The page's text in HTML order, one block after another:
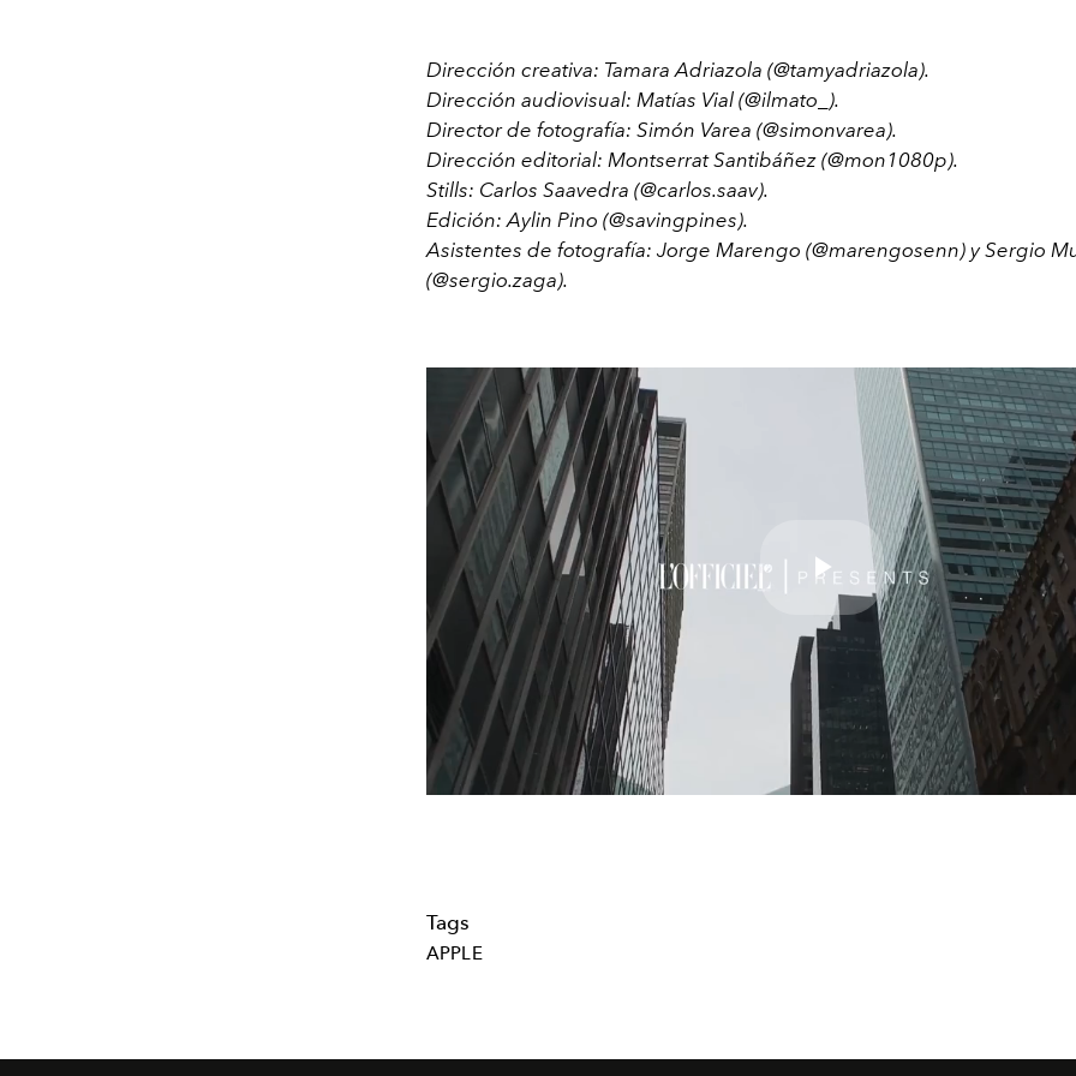
Dirección creativa: Tamara Adriazola (@tamyadriazola).
Dirección audiovisual: Matías Vial (@ilmato_).
Director de fotografía: Simón Varea (@simonvarea).
Dirección editorial: Montserrat Santibáñez (@mon1080p).
Stills: Carlos Saavedra (@carlos.saav).
Edición: Aylin Pino (@savingpines).
Asistentes de fotografía: Jorge Marengo (@marengosenn) y Sergio
(@sergio.zaga).
Play
Video
Tags
APPLE